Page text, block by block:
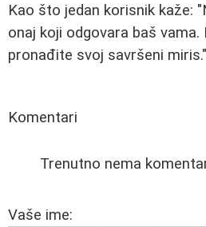
Kao što jedan korisnik kaže:
onaj koji odgovara baš
pronađite svoj savršeni miris."
Komentari
Trenutno nema
Vaše ime: